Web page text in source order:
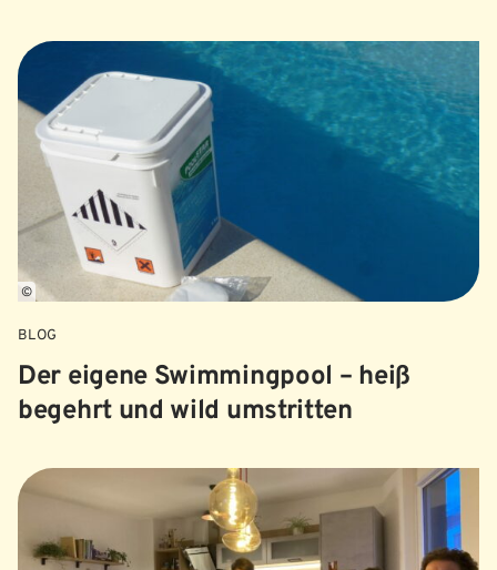
©
BLOG
Der eigene Swimmingpool – heiß
begehrt und wild umstritten